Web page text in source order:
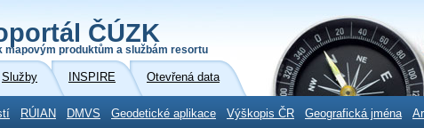
ČÚZK
mapovým produktům a službám resortu
Služby INSPIRE Otevřená data
RÚIAN DMVS Geodetické aplikace Výškopis ČR Geografická jména